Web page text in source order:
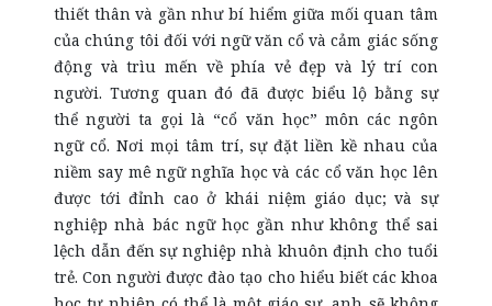
thiết thân và gần như bí hiểm giữa mối quan tâm
của chúng tôi đối với ngữ văn cổ và cảm giác sống
động và trìu mến về phía vẻ đẹp và lý trí con
người. Tương quan đó đã được biểu lộ bằng sự
thể người ta gọi là “cổ văn học” môn các ngôn
ngữ cổ. Nơi mọi tâm trí, sự đặt liền kề nhau của
niềm say mê ngữ nghĩa học và các cổ văn học lên
được tới đỉnh cao ở khái niệm giáo dục; và sự
nghiệp nhà bác ngữ học gần như không thể sai
lệch dẫn đến sự nghiệp nhà khuôn định cho tuổi
trẻ. Con người được đào tạo cho hiểu biết các khoa